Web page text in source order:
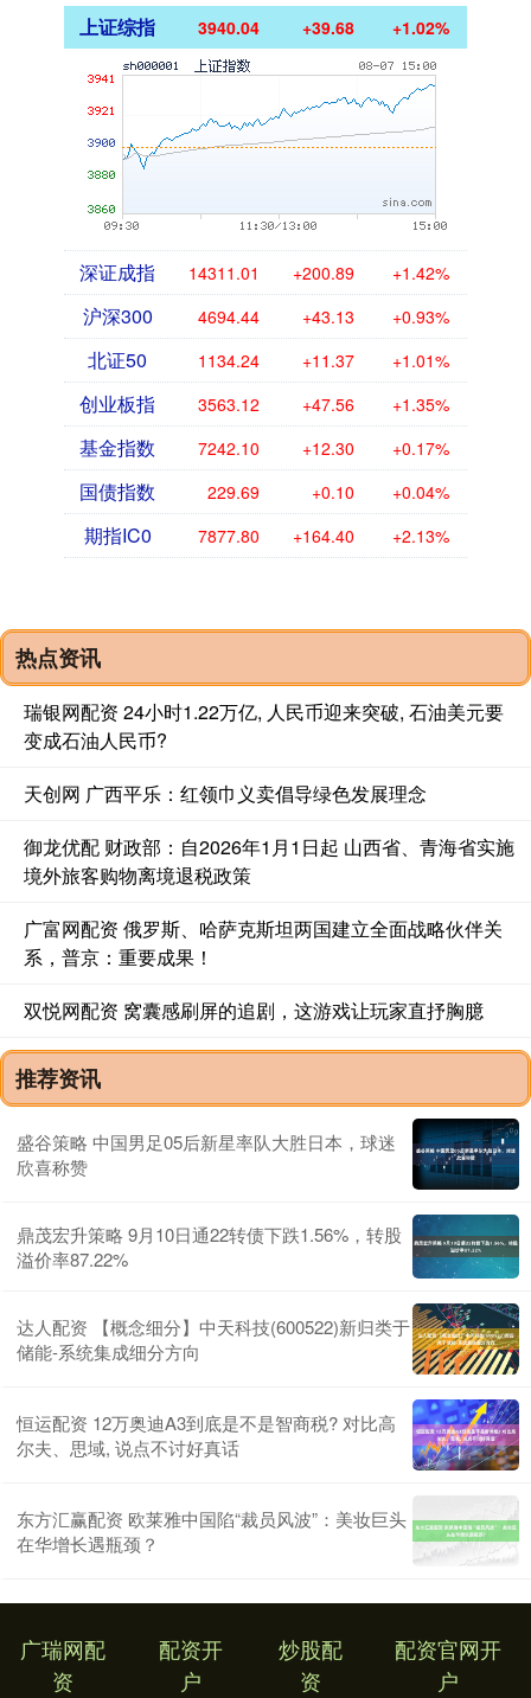
上证综指 3940.04 +39.68 +1.02%
深证成指 14311.01 +200.89 +1.42%
沪深300 4694.44 +43.13 +0.93%
北证50 1134.24 +11.37 +1.01%
创业板指 3563.12 +47.56 +1.35%
基金指数 7242.10 +12.30 +0.17%
国债指数 229.69 +0.10 +0.04%
期指IC0 7877.80 +164.40 +2.13%
热点资讯
瑞银网配资 24小时1.22万亿, 人民币迎来突破, 石油美元要
变成石油人民币?
天创网 广西平乐：红领巾义卖倡导绿色发展理念
御龙优配 财政部：自2026年1月1日起 山西省、青海省实施
境外旅客购物离境退税政策
广富网配资 俄罗斯、哈萨克斯坦两国建立全面战略伙伴关
系，普京：重要成果！
双悦网配资 窝囊感刷屏的追剧，这游戏让玩家直抒胸臆
推荐资讯
盛谷策略 中国男足05后新星率队大胜日本，球迷
欣喜称赞
鼎茂宏升策略 9月10日通22转债下跌1.56%，转股
溢价率87.22%
达人配资 【概念细分】中天科技(600522)新归类于
储能-系统集成细分方向
恒运配资 12万奥迪A3到底是不是智商税? 对比高
尔夫、思域, 说点不讨好真话
东方汇赢配资 欧莱雅中国陷“裁员风波”：美妆巨头
在华增长遇瓶颈？
广瑞网配
资
配资开
户
炒股配
资
配资官网开
户